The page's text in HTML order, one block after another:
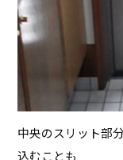
中央のスリット部
込むことも